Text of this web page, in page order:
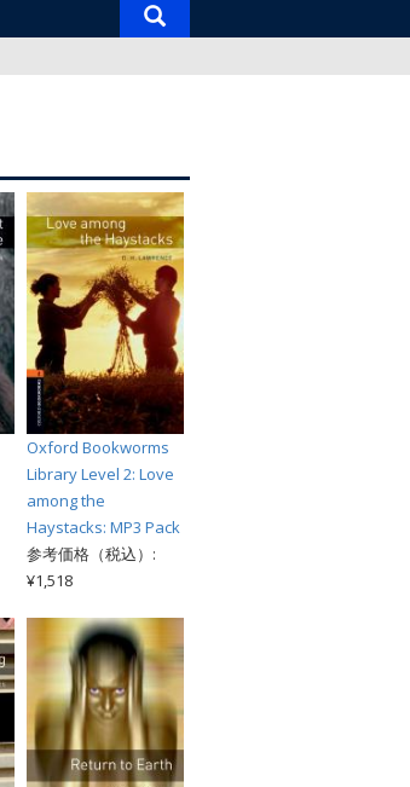
Oxford Bookworms
Library Level 2: Love
among the
Haystacks: MP3 Pack
参考価格（税込）:
¥1,518